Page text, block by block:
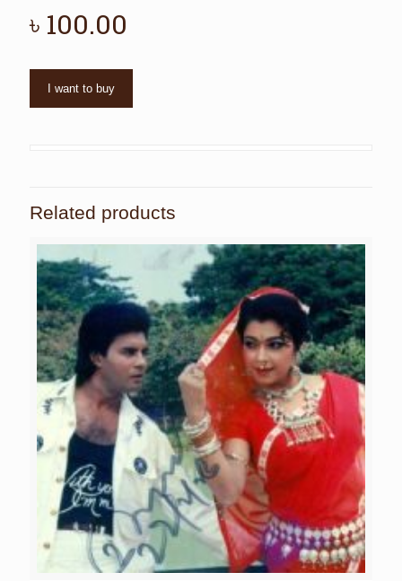
৳ 100.00
I want to buy
Related products